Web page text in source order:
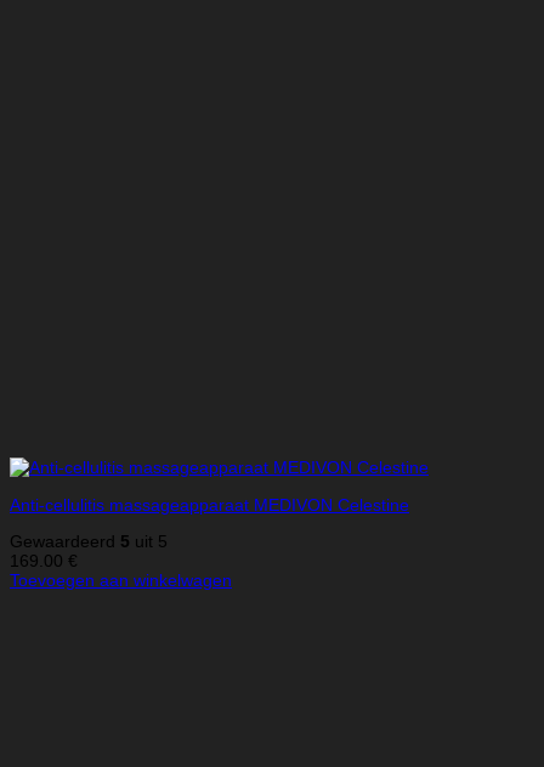
Anti-cellulitis massageapparaat MEDIVON Celestine
Gewaardeerd 5 uit 5
169.00 €
Toevoegen aan winkelwagen